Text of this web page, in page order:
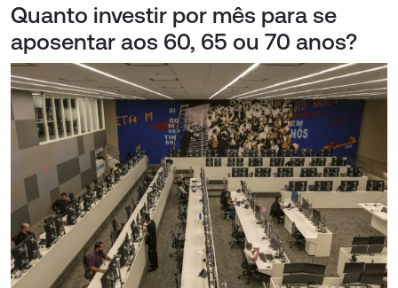
Quanto investir por mês para se
aposentar aos 60, 65 ou 70 anos?